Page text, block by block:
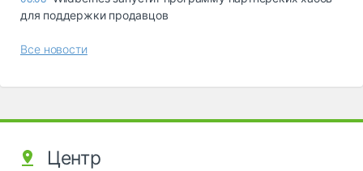
для поддержки продавцов
Все новости
Центр